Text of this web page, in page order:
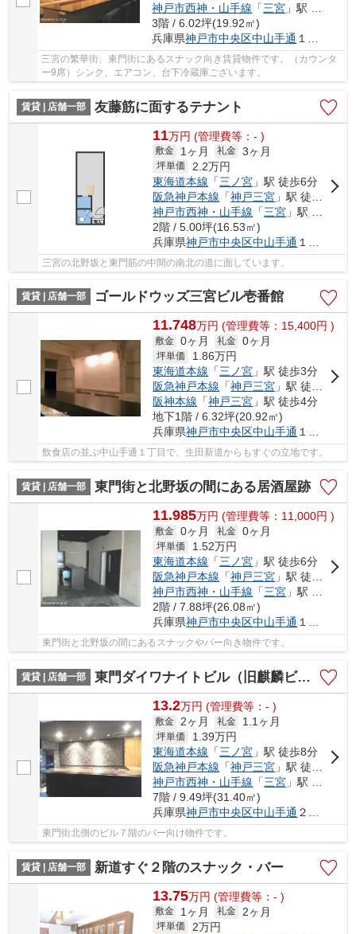
神戸市西神・山手線 「三宮 」駅 徒歩3分
3階 / 6.02坪(19.92㎡)
兵庫県神戸市中央区中山手通 １丁目
三宮の繁華街、東門街にあるスナック向き賃貸物件です。（カウンタ
ー9席）シンク、エアコン、台下冷蔵庫ございます。
賃貸 | 店舗一部 友藤筋に面するテナント
11万円 (管理費等：- )
敷金 1ヶ月 礼金 3ヶ月
坪単価 2.2万円
東海道本線 「三ノ宮 」駅 徒歩6分
阪急神戸本線 「神戸三宮 」駅 徒歩6分
神戸市西神・山手線 「三宮 」駅 徒歩5分
2階 / 5.00坪(16.53㎡)
兵庫県神戸市中央区中山手通 １丁目
三宮の北野坂と東門筋の中間の南北の道に面しています。
賃貸 | 店舗一部 ゴールドウッズ三宮ビル壱番館
11.748万円 (管理費等：15,400円 )
敷金 0ヶ月 礼金 0ヶ月
坪単価 1.86万円
東海道本線 「三ノ宮 」駅 徒歩3分
阪急神戸本線 「神戸三宮 」駅 徒歩3分
阪神本線 「神戸三宮 」駅 徒歩4分
地下1階 / 6.32坪(20.92㎡)
兵庫県神戸市中央区中山手通 １丁目
飲食店の並ぶ中山手通１丁目で、生田新道からもすぐの立地です。
賃貸 | 店舗一部 東門街と北野坂の間にある居酒屋跡
11.985万円 (管理費等：11,000円 )
敷金 0ヶ月 礼金 0ヶ月
坪単価 1.52万円
東海道本線 「三ノ宮 」駅 徒歩6分
阪急神戸本線 「神戸三宮 」駅 徒歩5分
神戸市西神・山手線 「三宮 」駅 徒歩4分
2階 / 7.88坪(26.08㎡)
兵庫県神戸市中央区中山手通 １丁目
東門街と北野坂の間にあるスナックやバー向き物件です。
賃貸 | 店舗一部 東門ダイワナイトビル（旧麒麟ビル）
13.2万円 (管理費等：- )
敷金 2ヶ月 礼金 1.1ヶ月
坪単価 1.39万円
東海道本線 「三ノ宮 」駅 徒歩8分
阪急神戸本線 「神戸三宮 」駅 徒歩7分
神戸市西神・山手線 「三宮 」駅 徒歩6分
7階 / 9.49坪(31.40㎡)
兵庫県神戸市中央区中山手通 ２丁目
東門街北側のビル７階のバー向け物件です。
賃貸 | 店舗一部 新道すぐ２階のスナック・バー
13.75万円 (管理費等：- )
敷金 1ヶ月 礼金 2ヶ月
坪単価 2万円